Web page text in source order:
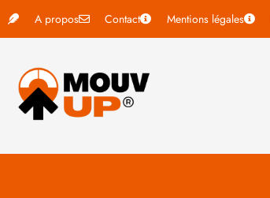
A propos Contact Mentions légales